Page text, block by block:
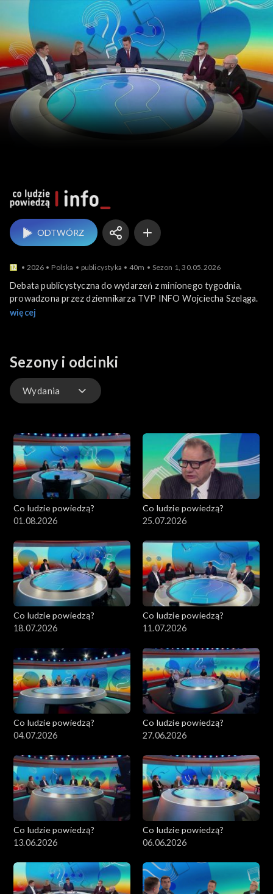
Co ludzie powiedzą?
ODTWÓRZ
2026 Polska publicystyka 40m Sezon 1, 30.05.2026
Debata publicystyczna do wydarzeń z minionego tygodnia,
prowadzona przez dziennikarza TVP INFO Wojciecha Szeląga.
więcej
Sezony i odcinki
Wydania
Co ludzie powiedzą?
01.08.2026
Co ludzie powiedzą?
25.07.2026
Co ludzie powiedzą?
18.07.2026
Co ludzie powiedzą?
11.07.2026
Co ludzie powiedzą?
04.07.2026
Co ludzie powiedzą?
27.06.2026
Co ludzie powiedzą?
13.06.2026
Co ludzie powiedzą?
06.06.2026